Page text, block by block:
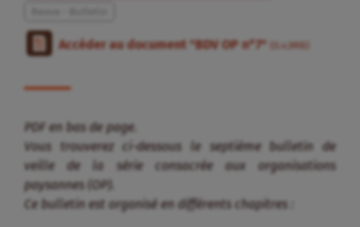
Accéder au document "BDV OP n°7" (0.43MB)
PDF en bas de page.
Vous trouverez ci-dessous le septième bulletin de
veille de la série consacrée aux organisations
paysannes (OP).
Ce bulletin est organisé en différents chapitres :